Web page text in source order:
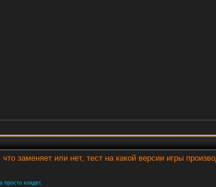
заменяет или нет, тест на какой версии игры
просто кладет.